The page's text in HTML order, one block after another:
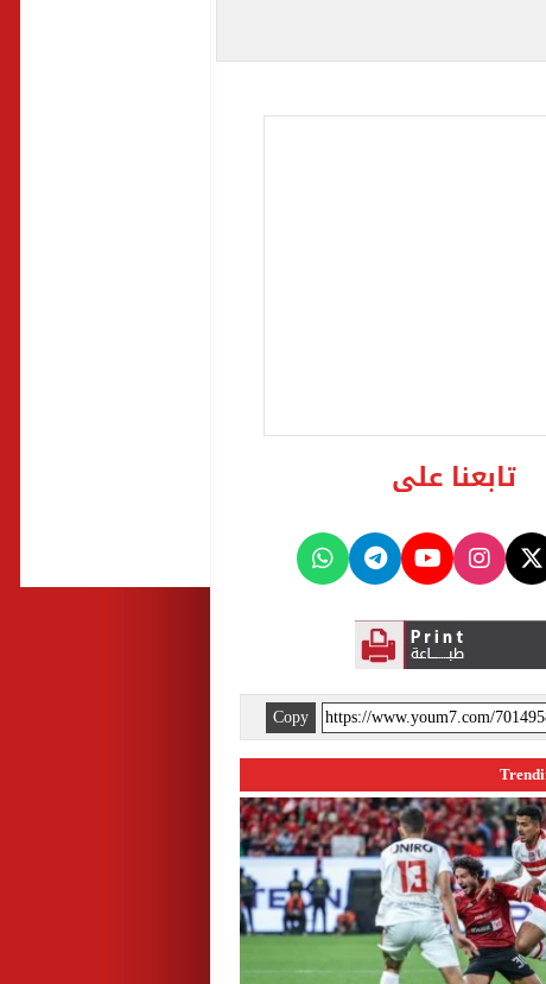
تابعنا على
Copy